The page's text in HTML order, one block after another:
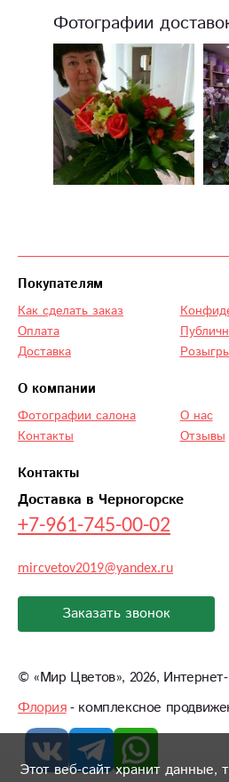
Фотографии
Этот веб-сайт хранит данные,
Контакты
Доставка в Черногорске
+7-961-745-00-02
mircvetov2019@yandex.ru
Заказать звонок
Покупателям
Как сделать заказ
Оплата
Доставка
О компании
Фотографии салона
Контакты
О нас
Отзывы
© «Мир Цветов», 2026,
Флория- комплексное